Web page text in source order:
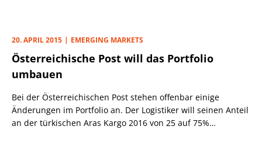
20. APRIL 2015 EMERGING MARKETS
Österreichische Post will das Portfolio
umbauen
Bei der Österreichischen Post stehen offenbar einige
Änderungen im Portfolio an. Der Logistiker will seinen Anteil
an der türkischen Aras Kargo 2016 von 25 auf 75%